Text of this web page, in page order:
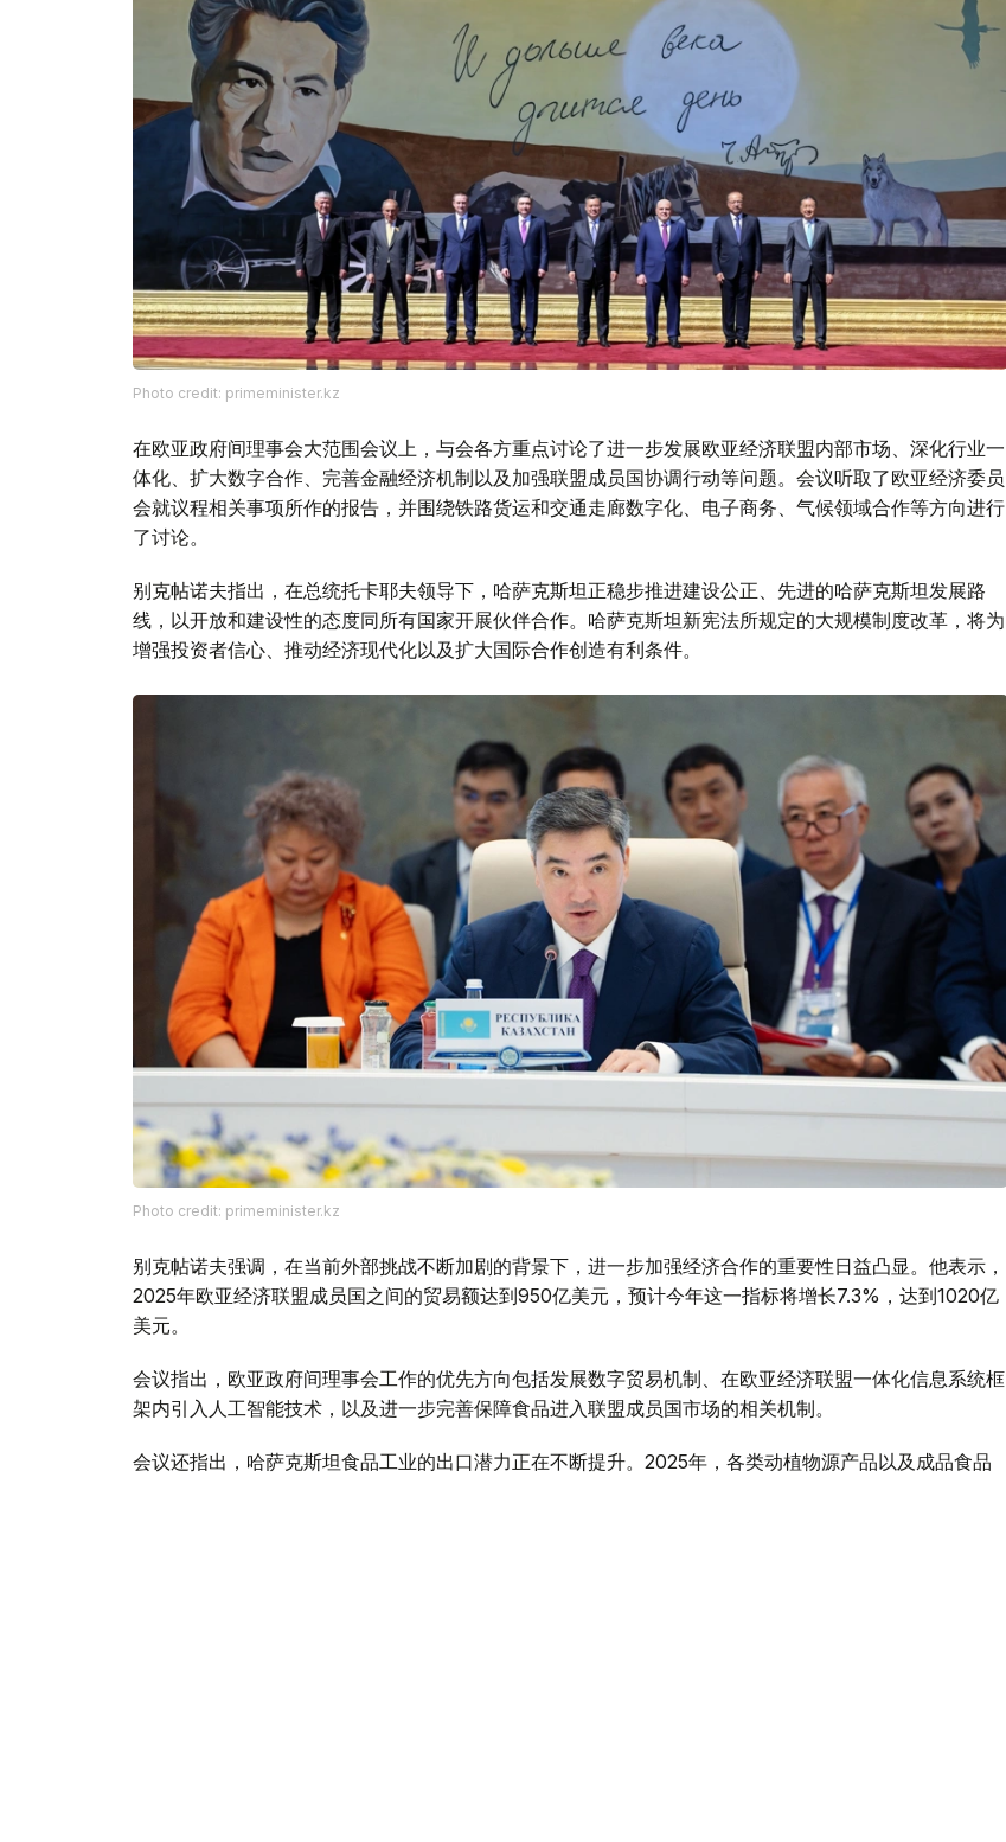
Photo credit: primeminister.kz
在欧亚政府间理事会大范围会议上，与会各方重点讨论了进一步发展欧亚经济联盟内部市场、深化行业一
体化、扩大数字合作、完善金融经济机制以及加强联盟成员国协调行动等问题。会议听取了欧亚经济委员
会就议程相关事项所作的报告，并围绕铁路货运和交通走廊数字化、电子商务、气候领域合作等方向进行
了讨论。
别克帖诺夫指出，在总统托卡耶夫领导下，哈萨克斯坦正稳步推进建设公正、先进的哈萨克斯坦发展路
线，以开放和建设性的态度同所有国家开展伙伴合作。哈萨克斯坦新宪法所规定的大规模制度改革，将为
增强投资者信心、推动经济现代化以及扩大国际合作创造有利条件。
Photo credit: primeminister.kz
别克帖诺夫强调，在当前外部挑战不断加剧的背景下，进一步加强经济合作的重要性日益凸显。他表示，
2025年欧亚经济联盟成员国之间的贸易额达到950亿美元，预计今年这一指标将增长7.3%，达到1020亿
美元。
会议指出，欧亚政府间理事会工作的优先方向包括发展数字贸易机制、在欧亚经济联盟一体化信息系统框
架内引入人工智能技术，以及进一步完善保障食品进入联盟成员国市场的相关机制。
会议还指出，哈萨克斯坦食品工业的出口潜力正在不断提升。2025年，各类动植物源产品以及成品食品